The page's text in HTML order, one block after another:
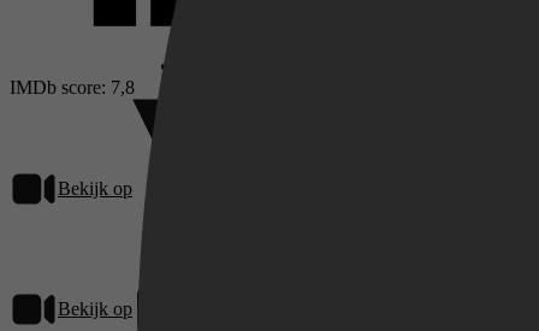
IMDb score: 7,8
Bekijk op
Bekijk op